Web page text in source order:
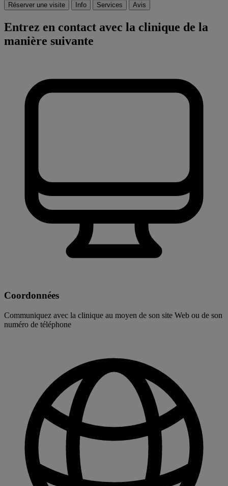
Réserver une visite Info Services Avis
Entrez en contact avec la clinique de la
manière suivante
Coordonnées
Communiquez avec la clinique au moyen de son site Web ou de son
numéro de téléphone